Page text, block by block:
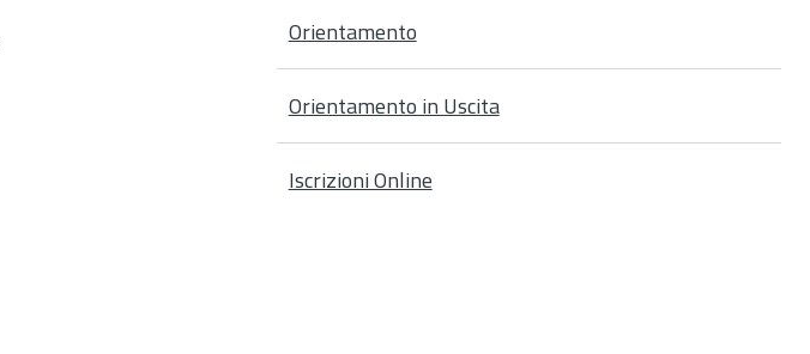
Orientamento
Orientamento in Uscita
Iscrizioni Online